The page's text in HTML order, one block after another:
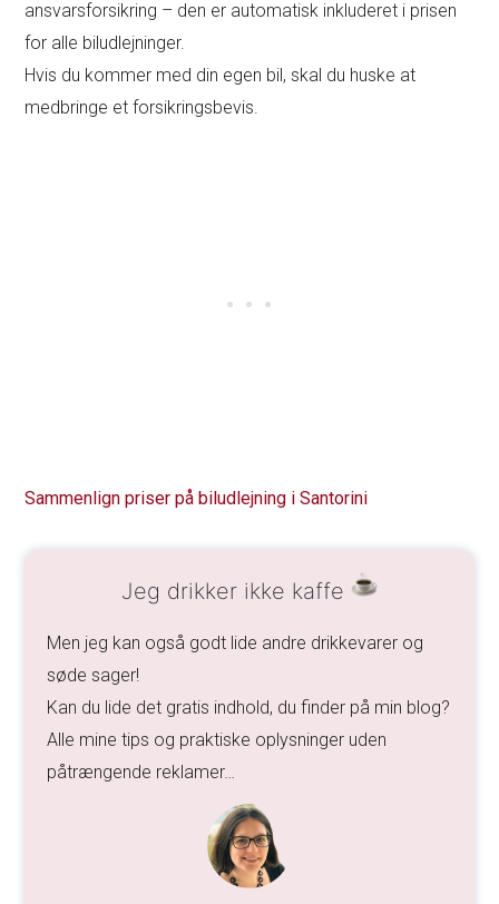
ansvarsforsikring – den er automatisk inkluderet i prisen
for alle biludlejninger.
Hvis du kommer med din egen bil, skal du huske at
medbringe et forsikringsbevis.
Sammenlign priser på biludlejning i Santorini
Jeg drikker ikke kaffe
Men jeg kan også godt lide andre drikkevarer og
søde sager!
Kan du lide det gratis indhold, du finder på min blog?
Alle mine tips og praktiske oplysninger uden
påtrængende reklamer…